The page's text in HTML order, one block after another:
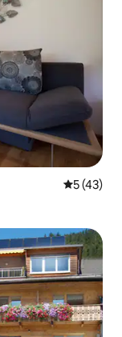
5 de uma
5 (43)